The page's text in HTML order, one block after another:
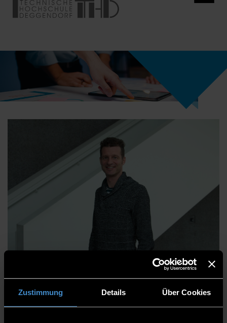
Zustimmung Details Über Cookies
Dipl.-Inf. Andreas
Heilemann